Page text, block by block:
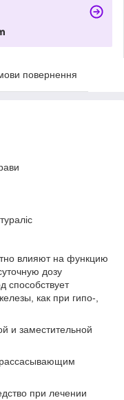
повернення
влияют на функцию
дозу
способствует
как при гипо-,
и заместительной
при лечении